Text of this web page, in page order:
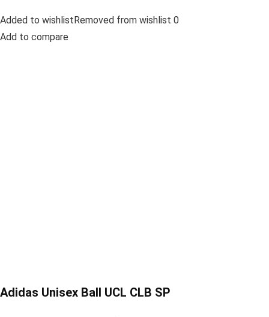
Added to wishlistRemoved from wishlist 0
Add to compare
Adidas Unisex Ball UCL CLB SP